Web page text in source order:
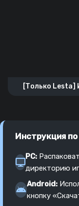
[Только Lesta]
Инструкция
PC:
директорию
Android:
кнопку